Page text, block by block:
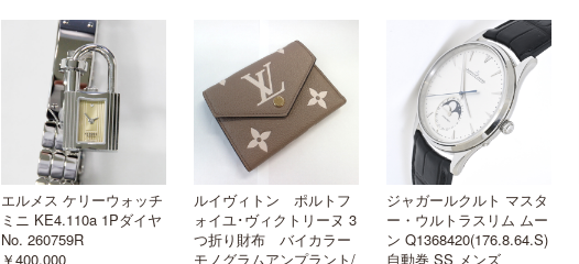
エルメス ケリーウォッチ
ミニ KE4.110a 1Pダイヤ
No. 260759R
￥400,000
ルイヴィトン ポルトフ
ォイユ･ヴィクトリーヌ 3
つ折り財布 バイカラー
モノグラムアンプラント/
ジャガールクルト マスタ
ー・ウルトラスリム ムー
ン Q1368420(176.8.64.S)
自動巻 SS メンズ